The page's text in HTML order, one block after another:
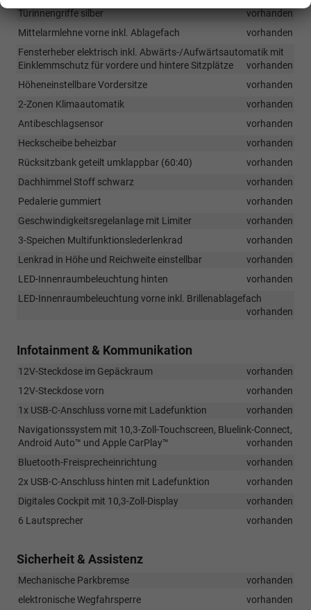
Türinnengriffe silber
vorhanden
Mittelarmlehne vorne inkl. Ablagefach
vorhanden
Fensterheber elektrisch inkl. Abwärts-/Aufwärtsautomatik mit
Einklemmschutz für vordere und hintere Sitzplätze
vorhanden
Höheneinstellbare Vordersitze
vorhanden
2-Zonen Klimaautomatik
vorhanden
Antibeschlagsensor
vorhanden
Heckscheibe beheizbar
vorhanden
Rücksitzbank geteilt umklappbar (60:40)
vorhanden
Dachhimmel Stoff schwarz
vorhanden
Pedalerie gummiert
vorhanden
Geschwindigkeitsregelanlage mit Limiter
vorhanden
3-Speichen Multifunktionslederlenkrad
vorhanden
Lenkrad in Höhe und Reichweite einstellbar
vorhanden
LED-Innenraumbeleuchtung hinten
vorhanden
LED-Innenraumbeleuchtung vorne inkl. Brillenablagefach
vorhanden
Infotainment & Kommunikation
12V-Steckdose im Gepäckraum
vorhanden
12V-Steckdose vorn
vorhanden
1x USB-C-Anschluss vorne mit Ladefunktion
vorhanden
Navigationssystem mit 10,3-Zoll-Touchscreen, Bluelink-Connect,
Android Auto™ und Apple CarPlay™
vorhanden
Bluetooth-Freisprecheinrichtung
vorhanden
2x USB-C-Anschluss hinten mit Ladefunktion
vorhanden
Digitales Cockpit mit 10,3-Zoll-Display
vorhanden
6 Lautsprecher
vorhanden
Sicherheit & Assistenz
Mechanische Parkbremse
vorhanden
elektronische Wegfahrsperre
vorhanden